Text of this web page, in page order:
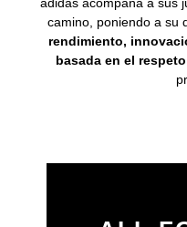
camino, poniendo a su
rendimiento,
basada en el respeto